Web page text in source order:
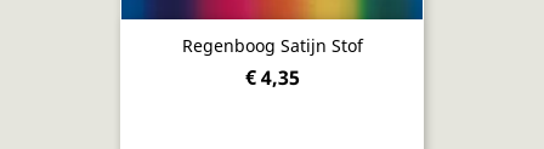
Regenboog Satijn Stof
€ 4,35